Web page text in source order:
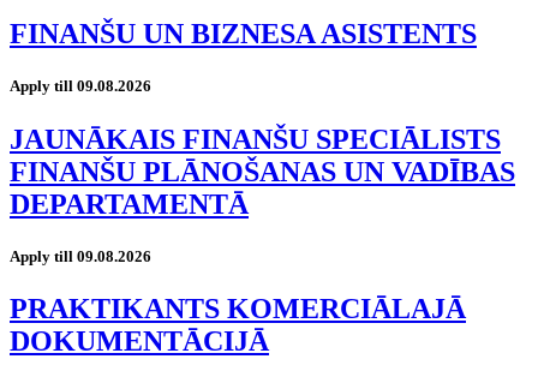
FINANŠU UN BIZNESA ASISTENTS
Apply till 09.08.2026
JAUNĀKAIS FINANŠU SPECIĀLISTS
FINANŠU PLĀNOŠANAS UN VADĪBAS
DEPARTAMENTĀ
Apply till 09.08.2026
PRAKTIKANTS KOMERCIĀLAJĀ
DOKUMENTĀCIJĀ